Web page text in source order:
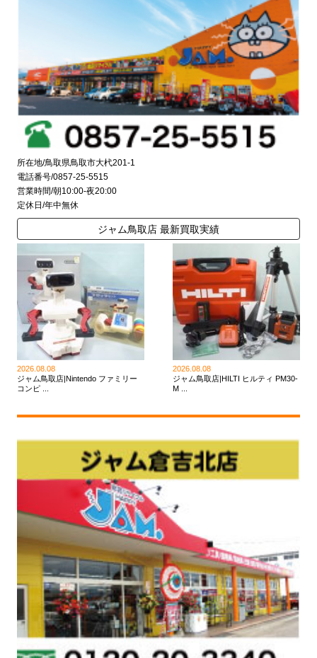
所在地/鳥取県鳥取市大杙201-1
電話番号/0857-25-5515
営業時間/朝10:00-夜20:00
定休日/年中無休
ジャム鳥取店 最新買取実績
2026.08.08
ジャム鳥取店|Nintendo ファミリー
コンピ ...
2026.08.08
ジャム鳥取店|HILTI ヒルティ PM30-
M ...